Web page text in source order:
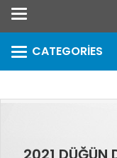
CATEGORIES